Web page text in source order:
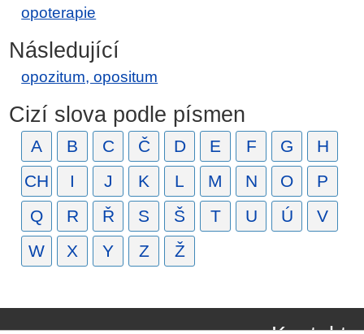
opoterapie
Následující
opozitum, opositum
Cizí slova podle písmen
A B C Č D E F G
H
CH
I J K L M N O
P
Q
R Ř S Š T U Ú
V
W
X Y Z Ž